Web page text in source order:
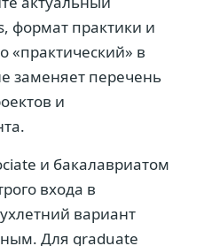
формат практики и
«практический» в
заменяет перечень
и
и бакалавриатом
входа в
вариант
Для graduate